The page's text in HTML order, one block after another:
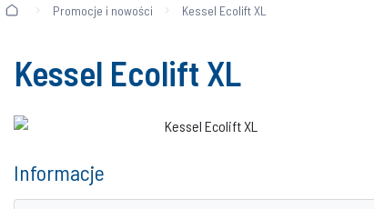
Promocje i nowości Kessel Ecolift XL
Kessel Ecolift XL
Informacje